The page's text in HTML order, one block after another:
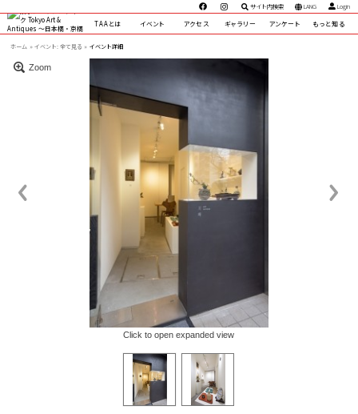
サイト内検索 LANG
Login
TAAとは
イベント アクセス ギャラリー アンケート もっと知る
ホーム イベント:全て見る » イベント詳細
Zoom
Click to open expanded view